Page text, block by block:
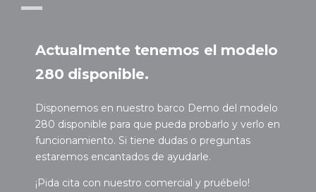
Actualmente tenemos el modelo
280 disponible.
Disponemos en nuestro barco Demo del modelo
280 disponible para que pueda probarlo y verlo en
funcionamiento. Si tiene dudas o preguntas
estaremos encantados de ayudarle.
¡Pida cita con nuestro comercial y pruébelo!